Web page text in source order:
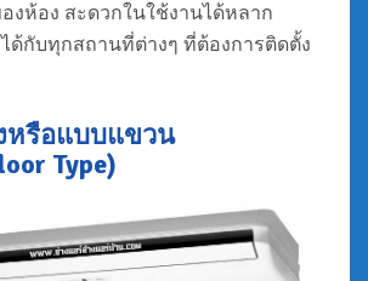
งห้อง สะดวกในใช้งานได้หลาก
ด้กับทุกสถานที่ต่างๆ ที่ต้องการติดตั้ง
หรือแบบแขวน
Type)